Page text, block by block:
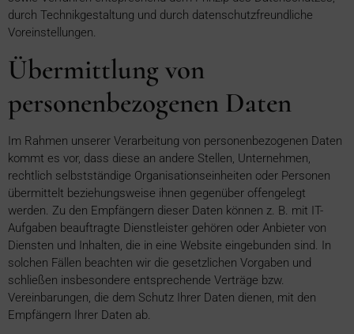
durch Technikgestaltung und durch datenschutzfreundliche
Voreinstellungen.
Übermittlung von
personenbezogenen Daten
Im Rahmen unserer Verarbeitung von personenbezogenen Daten
kommt es vor, dass diese an andere Stellen, Unternehmen,
rechtlich selbstständige Organisationseinheiten oder Personen
übermittelt beziehungsweise ihnen gegenüber offengelegt
werden. Zu den Empfängern dieser Daten können z. B. mit IT-
Aufgaben beauftragte Dienstleister gehören oder Anbieter von
Diensten und Inhalten, die in eine Website eingebunden sind. In
solchen Fällen beachten wir die gesetzlichen Vorgaben und
schließen insbesondere entsprechende Verträge bzw.
Vereinbarungen, die dem Schutz Ihrer Daten dienen, mit den
Empfängern Ihrer Daten ab.